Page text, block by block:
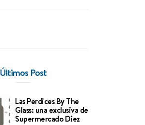
Últimos Post
Las Perdices By The
Glass: una exclusiva de
Supermercado Diez